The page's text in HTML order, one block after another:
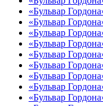
«Бульвар
«Бульвар
«Бульвар
«Бульвар
«Бульвар
«Бульвар
«Бульвар
«Бульвар
«Бульвар